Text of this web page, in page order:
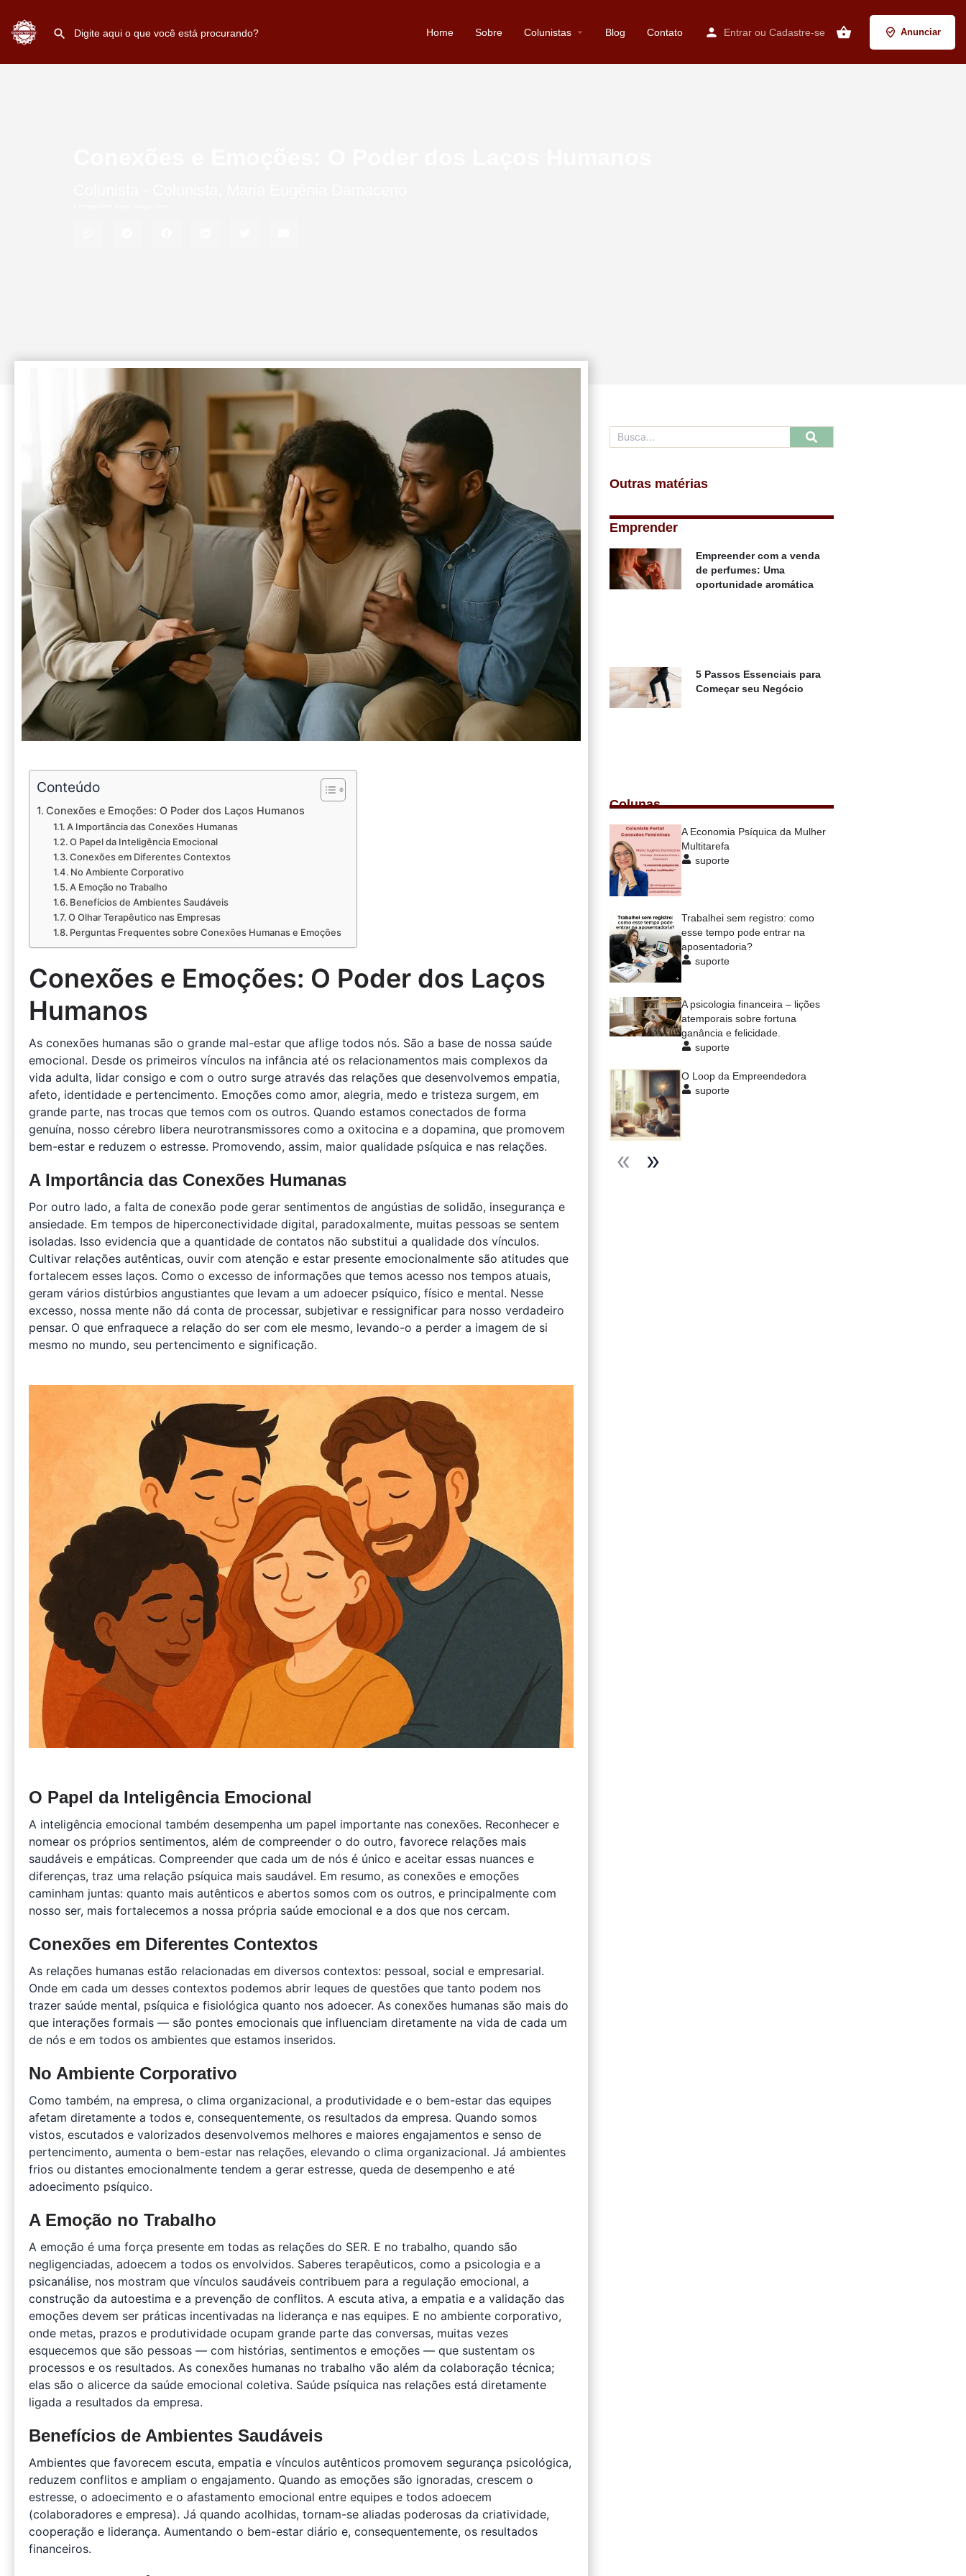
Home Sobre Colunistas Blog Contato Entrar ou Cadastre-se Anunciar
Conteúdo
Conexões e Emoções: O Poder dos Laços Humanos
A Importância das Conexões Humanas
O Papel da Inteligência Emocional
Conexões em Diferentes Contextos
No Ambiente Corporativo
A Emoção no Trabalho
Benefícios de Ambientes Saudáveis
O Olhar Terapêutico nas Empresas
Perguntas Frequentes sobre Conexões Humanas e Emoções
Conexões e Emoções: O Poder dos Laços
Humanos
As conexões humanas são o grande mal-estar que aflige todos nós. São a base de nossa saúde
emocional. Desde os primeiros vínculos na infância até os relacionamentos mais complexos da
vida adulta, lidar consigo e com o outro surge através das relações que desenvolvemos empatia,
afeto, identidade e pertencimento. Emoções como amor, alegria, medo e tristeza surgem, em
grande parte, nas trocas que temos com os outros. Quando estamos conectados de forma
genuína, nosso cérebro libera neurotransmissores como a oxitocina e a dopamina, que promovem
bem-estar e reduzem o estresse. Promovendo, assim, maior qualidade psíquica e nas relações.
A Importância das Conexões Humanas
Por outro lado, a falta de conexão pode gerar sentimentos de angústias de solidão, insegurança e
ansiedade. Em tempos de hiperconectividade digital, paradoxalmente, muitas pessoas se sentem
isoladas. Isso evidencia que a quantidade de contatos não substitui a qualidade dos vínculos.
Cultivar relações autênticas, ouvir com atenção e estar presente emocionalmente são atitudes que
fortalecem esses laços. Como o excesso de informações que temos acesso nos tempos atuais,
geram vários distúrbios angustiantes que levam a um adoecer psíquico, físico e mental. Nesse
excesso, nossa mente não dá conta de processar, subjetivar e ressignificar para nosso verdadeiro
pensar. O que enfraquece a relação do ser com ele mesmo, levando-o a perder a imagem de si
mesmo no mundo, seu pertencimento e significação.
O Papel da Inteligência Emocional
A inteligência emocional também desempenha um papel importante nas conexões. Reconhecer e
nomear os próprios sentimentos, além de compreender o do outro, favorece relações mais
saudáveis e empáticas. Compreender que cada um de nós é único e aceitar essas nuances e
diferenças, traz uma relação psíquica mais saudável. Em resumo, as conexões e emoções
caminham juntas: quanto mais autênticos e abertos somos com os outros, e principalmente com
nosso ser, mais fortalecemos a nossa própria saúde emocional e a dos que nos cercam.
Conexões em Diferentes Contextos
As relações humanas estão relacionadas em diversos contextos: pessoal, social e empresarial.
Onde em cada um desses contextos podemos abrir leques de questões que tanto podem nos
trazer saúde mental, psíquica e fisiológica quanto nos adoecer. As conexões humanas são mais do
que interações formais — são pontes emocionais que influenciam diretamente na vida de cada um
de nós e em todos os ambientes que estamos inseridos.
No Ambiente Corporativo
Como também, na empresa, o clima organizacional, a produtividade e o bem-estar das equipes
afetam diretamente a todos e, consequentemente, os resultados da empresa. Quando somos
vistos, escutados e valorizados desenvolvemos melhores e maiores engajamentos e senso de
pertencimento, aumenta o bem-estar nas relações, elevando o clima organizacional. Já ambientes
frios ou distantes emocionalmente tendem a gerar estresse, queda de desempenho e até
adoecimento psíquico.
A Emoção no Trabalho
A emoção é uma força presente em todas as relações do SER. E no trabalho, quando são
negligenciadas, adoecem a todos os envolvidos. Saberes terapêuticos, como a psicologia e a
psicanálise, nos mostram que vínculos saudáveis contribuem para a regulação emocional, a
construção da autoestima e a prevenção de conflitos. A escuta ativa, a empatia e a validação das
emoções devem ser práticas incentivadas na liderança e nas equipes. E no ambiente corporativo,
onde metas, prazos e produtividade ocupam grande parte das conversas, muitas vezes
esquecemos que são pessoas — com histórias, sentimentos e emoções — que sustentam os
processos e os resultados. As conexões humanas no trabalho vão além da colaboração técnica;
elas são o alicerce da saúde emocional coletiva. Saúde psíquica nas relações está diretamente
ligada a resultados da empresa.
Benefícios de Ambientes Saudáveis
Ambientes que favorecem escuta, empatia e vínculos autênticos promovem segurança psicológica,
reduzem conflitos e ampliam o engajamento. Quando as emoções são ignoradas, crescem o
estresse, o adoecimento e o afastamento emocional entre equipes e todos adoecem
(colaboradores e empresa). Já quando acolhidas, tornam-se aliadas poderosas da criatividade,
cooperação e liderança. Aumentando o bem-estar diário e, consequentemente, os resultados
financeiros.
Outras matérias
Emprender
Empreender com a venda
de perfumes: Uma
oportunidade aromática
5 Passos Essenciais para
Começar seu Negócio
Colunas
A Economia Psíquica da Mulher
Multitarefa
suporte
Trabalhei sem registro: como
esse tempo pode entrar na
aposentadoria?
suporte
A psicologia financeira – lições
atemporais sobre fortuna
ganância e felicidade.
suporte
O Loop da Empreendedora
suporte